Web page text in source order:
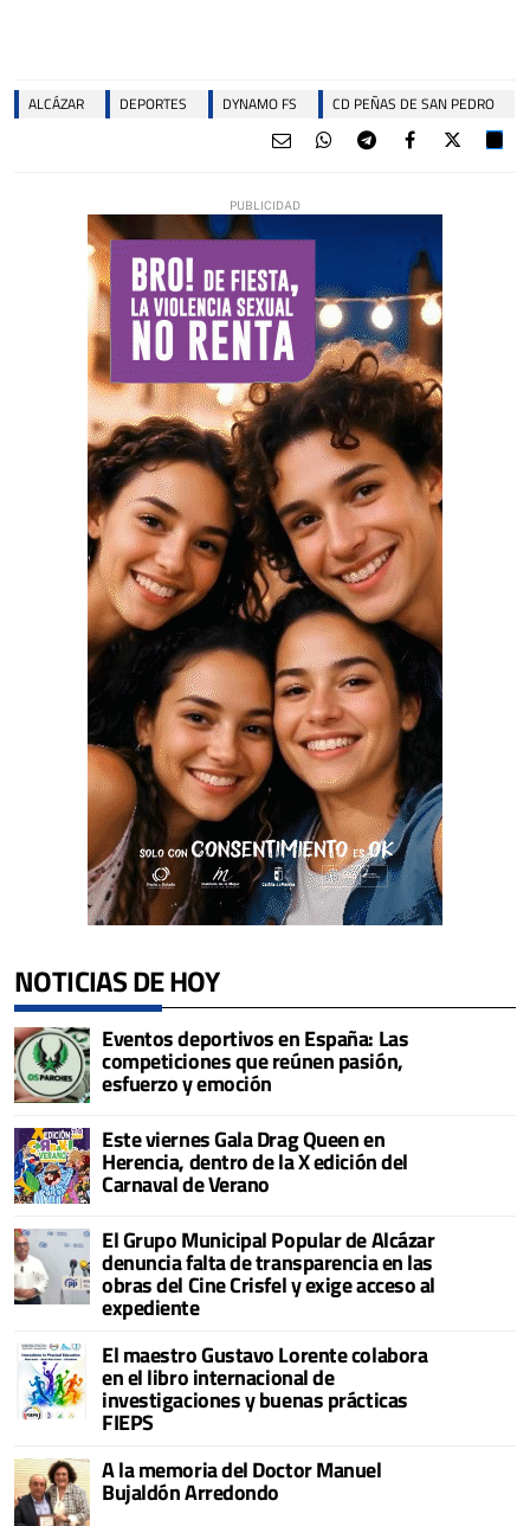
ALCÁZAR DEPORTES DYNAMO FS CD PEÑAS DE SAN PEDRO
NOTICIAS DE HOY
Eventos deportivos en España: Las
competiciones que reúnen pasión,
esfuerzo y emoción
Este viernes Gala Drag Queen en
Herencia, dentro de la X edición del
Carnaval de Verano
El Grupo Municipal Popular de Alcázar
denuncia falta de transparencia en las
obras del Cine Crisfel y exige acceso al
expediente
El maestro Gustavo Lorente colabora
en el libro internacional de
investigaciones y buenas prácticas
FIEPS
A la memoria del Doctor Manuel
Bujaldón Arredondo